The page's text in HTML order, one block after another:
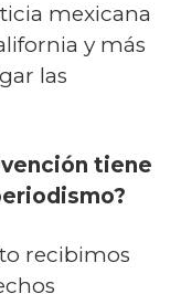
mexicana
y más
las
tiene
recibimos